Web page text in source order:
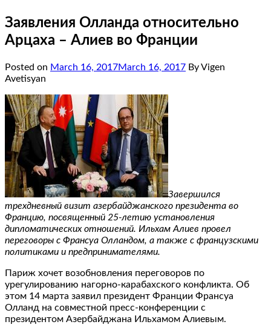
Заявления Олланда относительно
Арцаха – Алиев во Франции
Posted on March 16, 2017March 16, 2017 By Vigen
Avetisyan
Завершился
трехдневный визит азербайджанского президента во
Францию, посвященный 25-летию установления
дипломатических отношений. Ильхам Алиев провел
переговоры с Франсуа Олландом, а также с французскими
политиками и предпринимателями.
Париж хочет возобновления переговоров по
урегулированию нагорно-карабахского конфликта. Об
этом 14 марта заявил президент Франции Франсуа
Олланд на совместной пресс-конференции с
президентом Азербайджана Ильхамом Алиевым.